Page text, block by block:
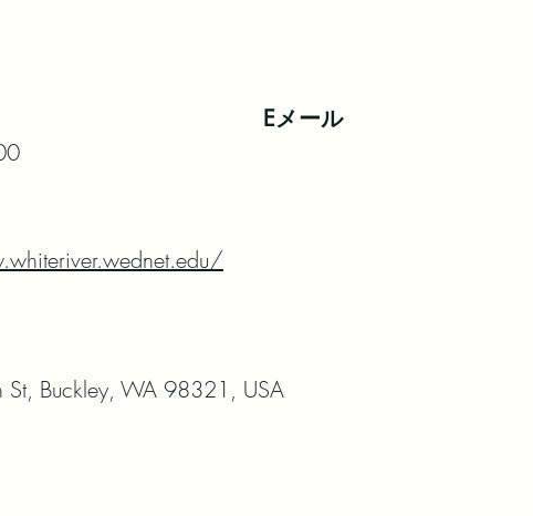
Eメール
Buckley, WA 98321, USA